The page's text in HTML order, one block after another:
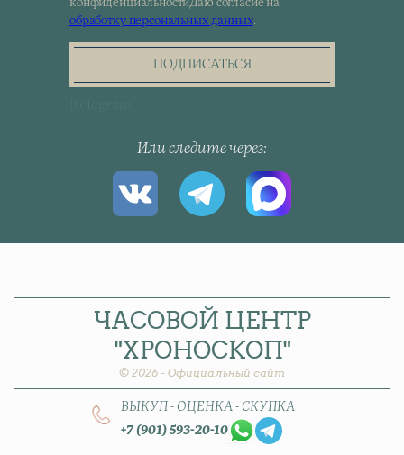
up
for
the
конфиденциальностиДаю согласие на
обработку персональных данных.
ПОДПИСАТЬСЯ
Или следите через
ЧАСОВОЙ ЦЕНТР
"ХРОНОСКОП"
© 2026 - Официальный сайт
ВЫКУП - ОЦЕНКА - СКУПКА
+7 (901) 593-20-10